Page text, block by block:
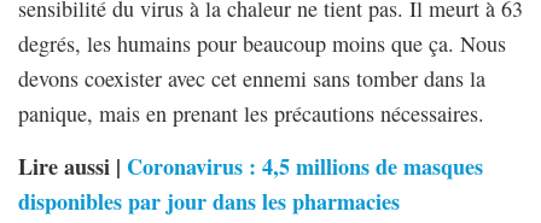
sensibilité du virus à la chaleur ne tient pas. Il meurt à 63
degrés, les humains pour beaucoup moins que ça. Nous
devons coexister avec cet ennemi sans tomber dans la
panique, mais en prenant les précautions nécessaires.
Lire aussi | Coronavirus : 4,5 millions de masques
disponibles par jour dans les pharmacies